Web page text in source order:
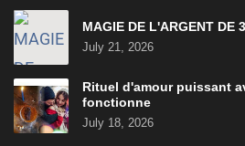
MAGIE DE L'ARGENT DE
July 21, 2026
Rituel d'amour puissant
fonctionne
July 18, 2026